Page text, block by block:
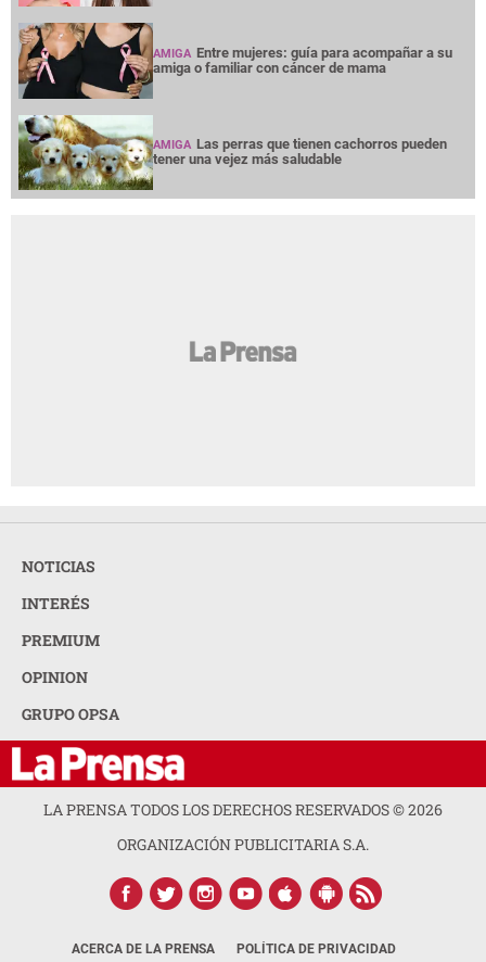
AMIGA Entre mujeres: guía para acompañar a su
amiga o familiar con cáncer de mama
AMIGA Las perras que tienen cachorros pueden
tener una vejez más saludable
NOTICIAS
INTERÉS
PREMIUM
OPINION
GRUPO OPSA
LA PRENSA TODOS LOS DERECHOS RESERVADOS ©2026
ORGANIZACIÓN PUBLICITARIA S.A.
ACERCA DE LA PRENSA POLÍTICA DE PRIVACIDAD